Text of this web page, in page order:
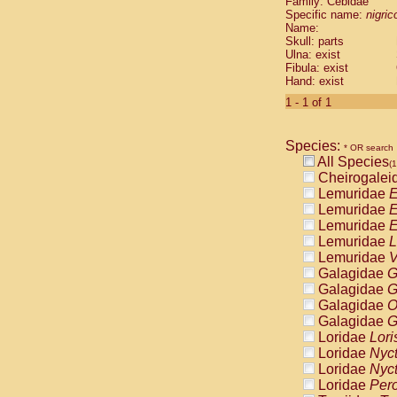
Cebidae
Cebidae
Cebidae
Cebidae
Cebidae
Cebidae
Cebidae
Cebidae
Cebidae
Cebidae
Cebidae
Cebidae
Atelidae
Atelidae
Atelidae
Atelidae
Atelidae
Atelidae
Atelidae
Atelidae
Atelidae
Atelidae
Pitheciidae
Specific name:
Name:
Skull: parts
Ulna: exist
Fibula: exist
Hand: exist
1 - 1 of 1
Species: * OR search
All Species
Lemuridae
Lemuridae
Lemuridae
Lemuridae
Lemuridae
Galagidae
Galagidae
Galagidae
Galagidae
Loridae
Loridae
Loridae
Loridae